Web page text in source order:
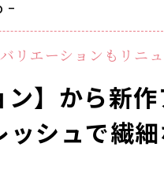
-
リエーションもリニ
ン】から新
シュで繊